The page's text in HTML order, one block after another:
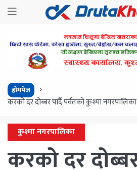
होमपेज
करको दर दोब्बर पार्दै पर्वतको कुश्मा
कुश्मा नगरपालिका
करको दर